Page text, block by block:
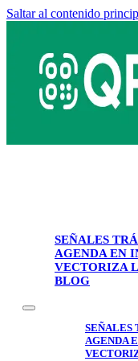
Saltar al contenido
SEÑALES
AGENDA EN
VECTORIZA
BLOG
SEÑALES
AGENDA